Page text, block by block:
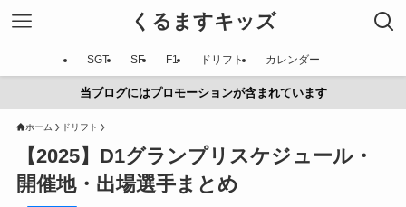
くるますキッズ
SGT SF F1 ドリフト カレンダー
当ブログにはプロモーションが含まれています
ホーム ドリフト
【2025】D1グランプリスケジュール・
開催地・出場選手まとめ